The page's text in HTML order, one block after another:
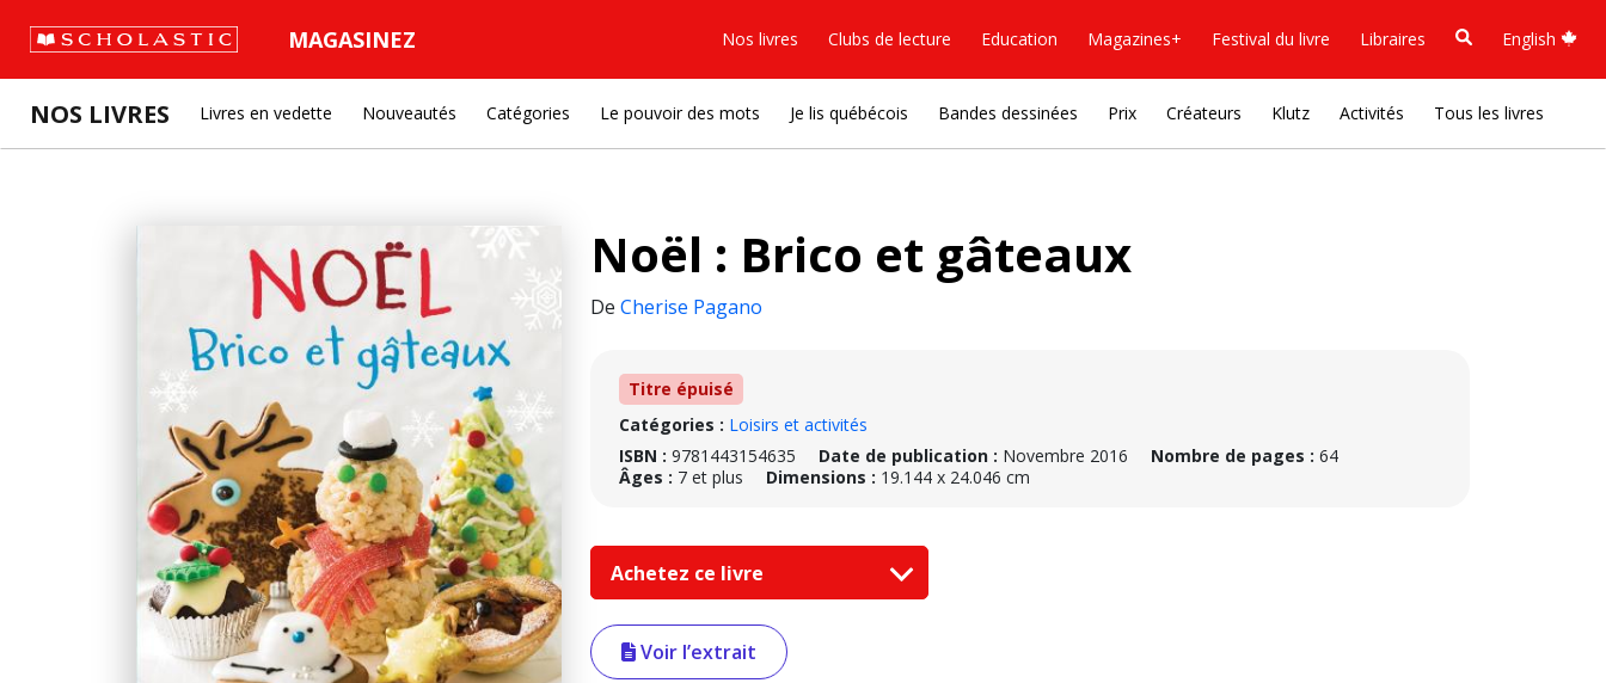
MAGASINEZ Nos livres Clubs de lecture Education Magazines+ Festival du livre Libraires English
NOS LIVRES Livres en vedette Nouveautés Catégories Le pouvoir des mots Je lis québécois Bandes dessinées Prix Créateurs Klutz Activités Tous les livres
Noël : Brico et gâteaux
De Cherise Pagano
Titre épuisé
Catégories : Loisirs et activités
ISBN : 9781443154635 Date de publication : Novembre 2016 Nombre de pages : 64
Âges : 7 et plus Dimensions : 19.144 x 24.046 cm
Achetez ce livre
Voir l’extrait